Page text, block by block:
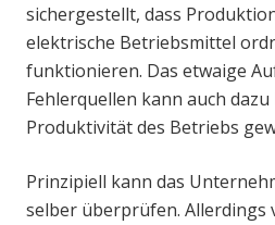
sichergestellt, dass
elektrische Betriebsmittel
funktionieren. Das etwaige
Fehlerquellen kann auch
Produktivität des Betriebs
Prinzipiell kann das
selber überprüfen.